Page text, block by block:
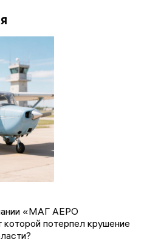
«МАГ АЕРО
потерпел крушение